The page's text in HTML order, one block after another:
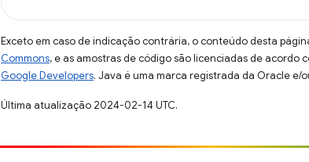
Exceto em caso de indicação contrária, o conteúdo desta
Commons, e as amostras de código são licenciadas de acordo
Google Developers. Java é uma marca registrada da Oracle e/
Última atualização 2024-02-14 UTC.